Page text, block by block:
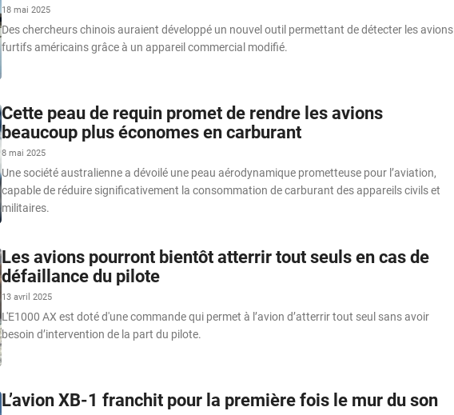
18 mai 2025
Des chercheurs chinois auraient développé un nouvel outil permettant de détecter les avions
furtifs américains grâce à un appareil commercial modifié.
Cette peau de requin promet de rendre les avions
beaucoup plus économes en carburant
8 mai 2025
Une société australienne a dévoilé une peau aérodynamique prometteuse pour l’aviation,
capable de réduire significativement la consommation de carburant des appareils civils et
militaires.
Les avions pourront bientôt atterrir tout seuls en cas de
défaillance du pilote
13 avril 2025
L'E1000 AX est doté d'une commande qui permet à l’avion d’atterrir tout seul sans avoir
besoin d’intervention de la part du pilote.
L’avion XB-1 franchit pour la première fois le mur du son